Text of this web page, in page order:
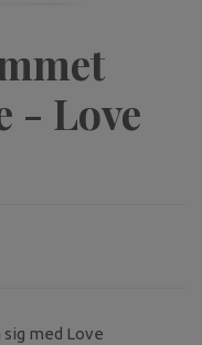
- Love
med Love